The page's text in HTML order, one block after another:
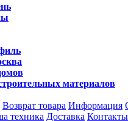
материалов
Возврат товара Информация
техника Доставка Контакты